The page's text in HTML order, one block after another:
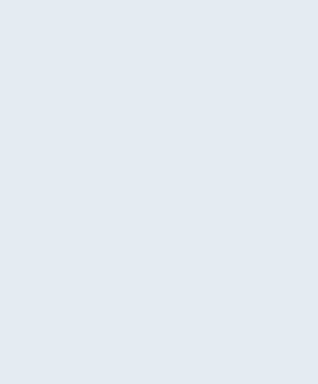
러간 선(先)비핵화만 되뇌는 것은
최선을 다할 것"이라고 말했다. 하
의 평화와 안정에 플러스냐, 결론적
넘어섰다. 상품수입은 644억8000만
는 282.7% 증가했다. IT 품목
도 ▲석유제품(47.5%) ▲화공품
전월 흑자에서 4억4000만달러 적자
을 중심으로 32억7000만달러 흑자